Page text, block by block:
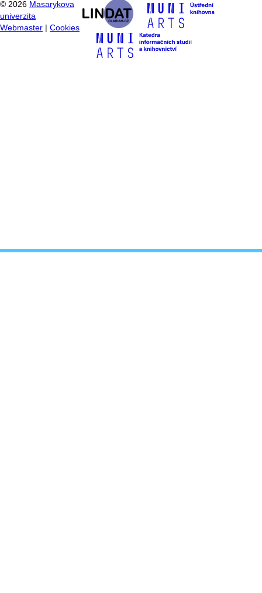
© 2026 Masarykova
univerzita
Webmaster
Cookies